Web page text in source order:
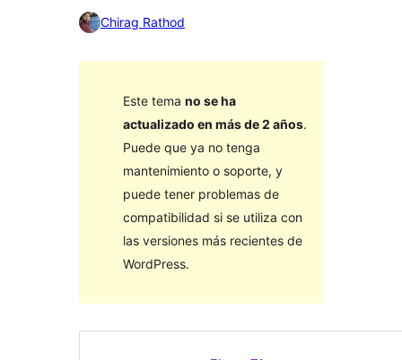
Chirag Rathod
Este tema no se ha
actualizado en más de 2 años.
Puede que ya no tenga
mantenimiento o soporte, y
puede tener problemas de
compatibilidad si se utiliza con
las versiones más recientes de
WordPress.